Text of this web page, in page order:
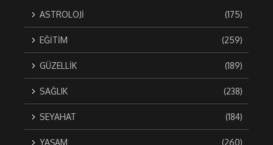
ASTROLOJİ (175)
EĞİTİM (259)
GÜZELLİK (189)
SAĞLIK (238)
SEYAHAT (184)
YAŞAM (260)